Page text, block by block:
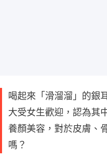
喝起來「滑溜溜」的銀
大受女生歡迎，認為其
養顏美容，對於皮膚、
嗎？